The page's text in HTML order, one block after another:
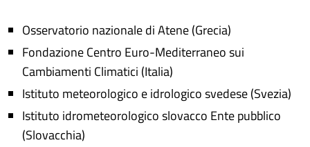
Osservatorio nazionale di Atene (Grecia)
Fondazione Centro Euro-Mediterraneo sui
Cambiamenti Climatici (Italia)
Istituto meteorologico e idrologico svedese (Svezia)
Istituto idrometeorologico slovacco Ente pubblico
(Slovacchia)